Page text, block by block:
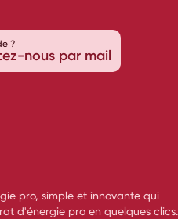
LinkedIn
Youtube
sur Instagram
?
nous par mail
pro, simple et innovante qui
d'énergie pro en quelques clics.